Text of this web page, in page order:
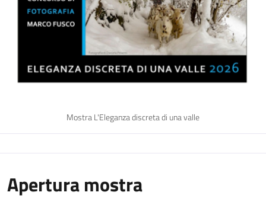
Mostra L'Eleganza discreta di una valle
Apertura mostra